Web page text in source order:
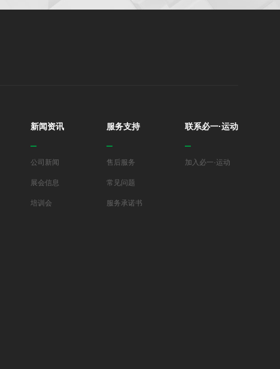
新闻资讯
公司新闻
展会信息
培训会
服务支持
售后服务
常见问题
服务承诺书
联系必一·运动
加入必一·运动